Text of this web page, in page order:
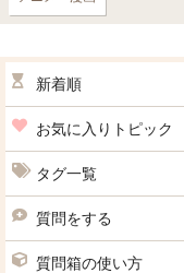
新着順
お気に入りトピック
タグ一覧
質問をする
質問箱の使い方